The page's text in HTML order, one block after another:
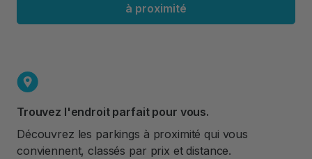
à proximité
Trouvez l'endroit parfait pour vous.
Découvrez les parkings à proximité qui vous
conviennent, classés par prix et distance.